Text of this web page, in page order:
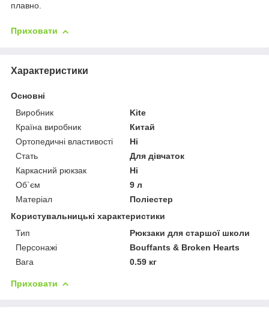
плавно.
Приховати
Характеристики
Основні
Виробник
Kite
Країна виробник
Китай
Ортопедичні властивості
Ні
Стать
Для дівчаток
Каркасний рюкзак
Ні
Об`єм
9 л
Матеріал
Поліестер
Користувальницькі характеристики
Тип
Рюкзаки для старшої школи
Персонажі
Bouffants & Broken Hearts
Вага
0.59 кг
Приховати